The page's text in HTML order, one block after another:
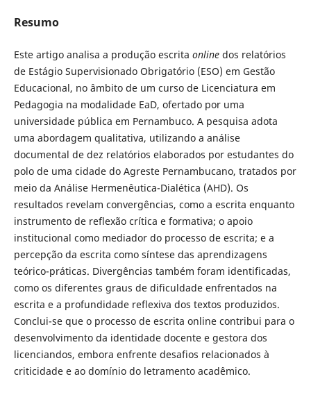
Resumo
Este artigo analisa a produção escrita onlinedos relatórios
de Estágio Supervisionado Obrigatório (ESO) em Gestão
Educacional, no âmbito de um curso de Licenciatura em
Pedagogia na modalidade EaD, ofertado por uma
universidade pública em Pernambuco. A pesquisa adota
uma abordagem qualitativa, utilizando a análise
documental de dez relatórios elaborados por estudantes do
polo de uma cidade do Agreste Pernambucano, tratados por
meio da Análise Hermenêutica-Dialética (AHD). Os
resultados revelam convergências, como a escrita enquanto
instrumento de reflexão crítica e formativa; o apoio
institucional como mediador do processo de escrita; e a
percepção da escrita como síntese das aprendizagens
teórico-práticas. Divergências também foram identificadas,
como os diferentes graus de dificuldade enfrentados na
escrita e a profundidade reflexiva dos textos produzidos.
Conclui-se que o processo de escrita online contribui para o
desenvolvimento da identidade docente e gestora dos
licenciandos, embora enfrente desafios relacionados à
criticidade e ao domínio do letramento acadêmico.